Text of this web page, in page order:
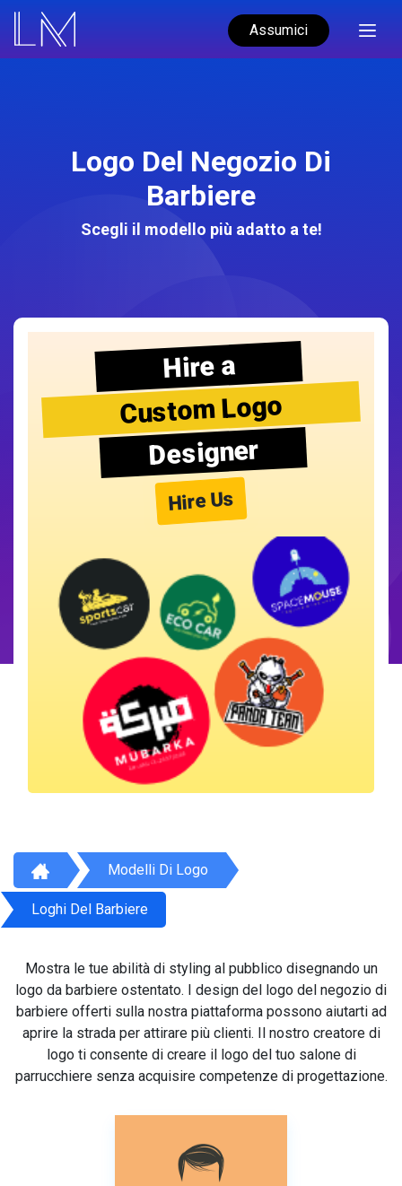
Assumici
Logo Del Negozio Di
Barbiere
Scegli il modello più adatto a te!
Hire a
Custom Logo
Designer
Hire Us
Modelli Di Logo
Loghi Del Barbiere
Mostra le tue abilità di styling al pubblico disegnando un
logo da barbiere ostentato. I design del logo del negozio di
barbiere offerti sulla nostra piattaforma possono aiutarti ad
aprire la strada per attirare più clienti. Il nostro creatore di
logo ti consente di creare il logo del tuo salone di
parrucchiere senza acquisire competenze di progettazione.